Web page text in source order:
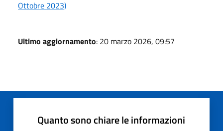
Ottobre 2023)
Ultimo aggiornamento: 20 marzo 2026, 09:57
Quanto sono chiare le informazioni